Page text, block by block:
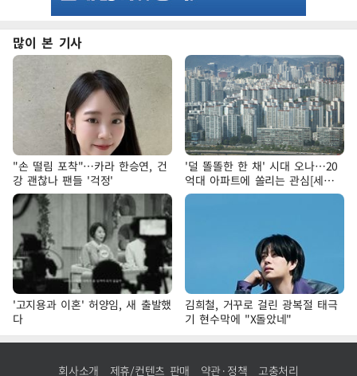
많이 본 기사
"손 떨림 포착"…카라 한승연, 건
강 괜찮나 팬들 '걱정'
'덜 똘똘한 한 채' 시대 오나…20
억대 아파트에 쏠리는 관심[세제
개편, 그 이후②]
'고지용과 이혼' 허양임, 새 출발했
다
김희철, 거꾸로 걸린 광복절 태극
기 현수막에 "X돌았네"
회사소개 제휴/컨텐츠 판매 약관·정책 고충처리